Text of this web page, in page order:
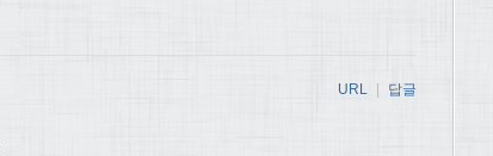
URL | 답글